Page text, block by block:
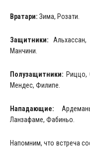
Вратари: Зима, Розати.
Защитники:
Манчини.
Полузащитники: Риццо,
Мендес, Филипе.
Нападающие:
Ланзафаме, Фабиньо.
Напомним, что встреча